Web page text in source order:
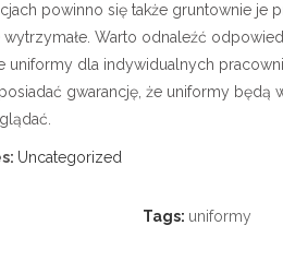
powinno się także gruntownie je
wytrzymałe. Warto odnaleźć
uniformy dla indywidualnych
gwarancję, że uniformy będą
Uncategorized
Tags: uniformy